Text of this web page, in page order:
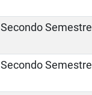
Secondo Semestre
Secondo Semestre